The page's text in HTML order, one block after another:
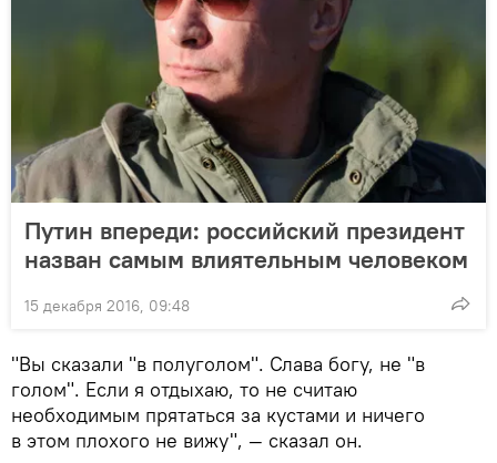
Путин впереди: российский президент
назван самым влиятельным человеком
15 декабря 2016, 09:48
"Вы сказали "в полуголом". Слава богу, не "в
голом". Если я отдыхаю, то не считаю
необходимым прятаться за кустами и ничего
в этом плохого не вижу", — сказал он.